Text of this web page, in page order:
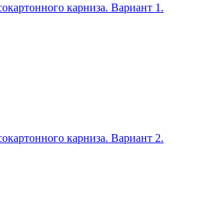
карниза. Вариант 1.
карниза. Вариант 2.